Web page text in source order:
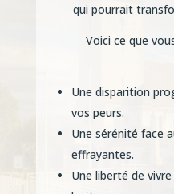
qui pourrait
Voici ce que
Une disparition
vos peurs.
Une sérénité face
effrayantes.
Une liberté de